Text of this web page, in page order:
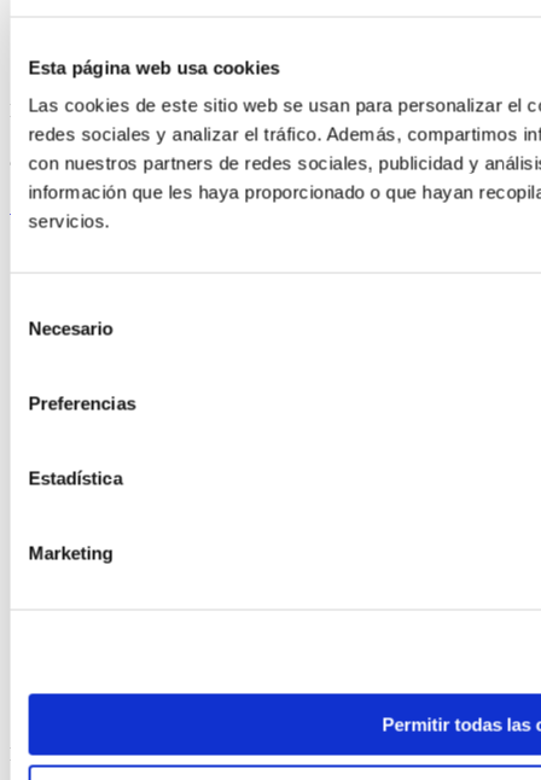
Esta página web usa cookies
Las cookies de este sitio web se usan para personalizar el
redes sociales y analizar el tráfico. Además, compartimos
con nuestros partners de redes sociales, publicidad y
información que les haya proporcionado o que hayan
servicios.
Necesario
Preferencias
Estadística
Marketing
Permitir todas las
ELABORADA POR EL EQUIPO COREN
Jamoncitos de pavo asados con verduras
Seguir leyendo
ELABORADA POR EL EQUIPO COREN